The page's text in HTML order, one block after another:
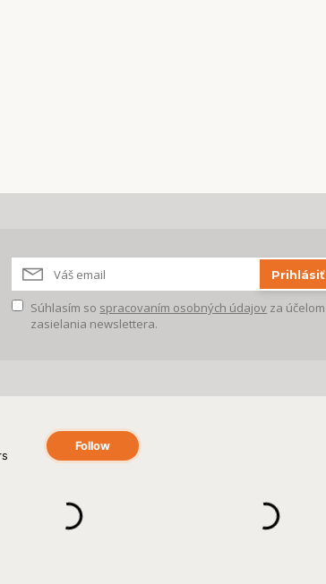
Súhlasím so spracovaním osobných údajov za účelom
zasielania newslettera.